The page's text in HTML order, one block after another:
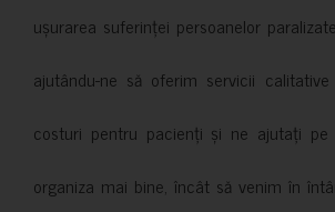
ușurarea suferinței persoanelor
ajutându-ne să oferim servicii
costuri pentru pacienți și ne ajutați
organiza mai bine, încât să venim în